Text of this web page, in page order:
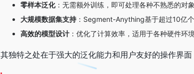
零样本泛化：无需额外训练，即可处理各种不熟悉的对象
大规模数据集支持 ：Segment-Anything基于超过10亿
高效的模型设计 ：优化了计算效率，适用于各种硬件环境
其独特之处在于强大的泛化能力和用户友好的操作界